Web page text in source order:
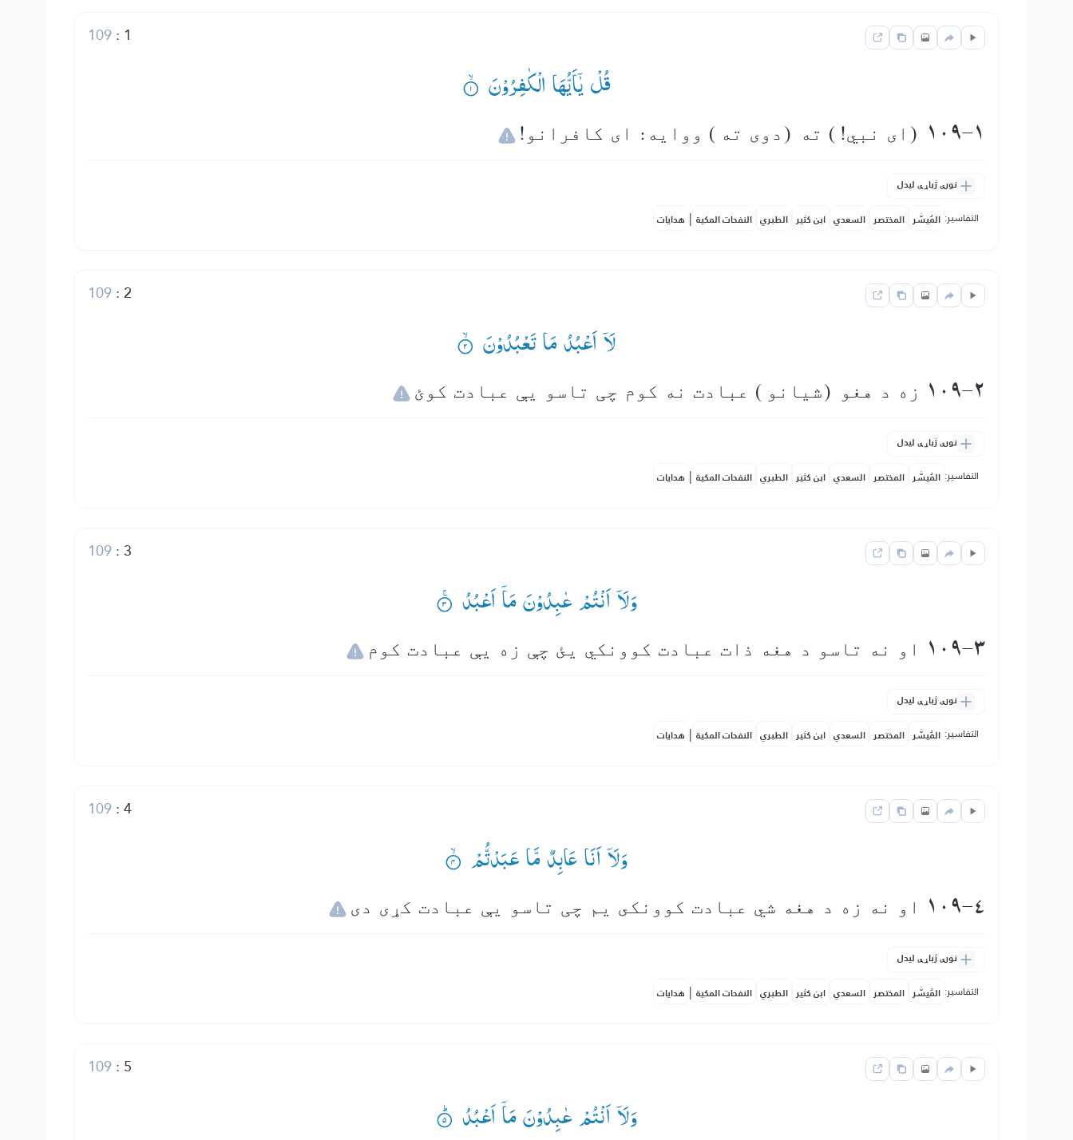
1
:
109
قُلْ یٰۤاَیُّهَا الْكٰفِرُوْنَ ۟ۙ
109-1 (اى نبي!) ته (دوى ته) ووایه: اى كافرانو!
نورې ژباړې لیدل
التفاسير: المُيسَّر المختصر السعدي ابن كثير الطبري النفحات المكية | هدايات
2
:
109
لَاۤ اَعْبُدُ مَا تَعْبُدُوْنَ ۟ۙ
109-2 زه د هغو (شیانو) عبادت نه كوم چی تاسو يې عبادت كوئ
نورې ژباړې لیدل
التفاسير: المُيسَّر المختصر السعدي ابن كثير الطبري النفحات المكية | هدايات
3
:
109
وَلَاۤ اَنْتُمْ عٰبِدُوْنَ مَاۤ اَعْبُدُ ۟ۚ
109-3 او نه تاسو د هغه ذات عبادت كوونكي يئ چې زه يې عبادت كوم
نورې ژباړې لیدل
التفاسير: المُيسَّر المختصر السعدي ابن كثير الطبري النفحات المكية | هدايات
4
:
109
وَلَاۤ اَنَا عَابِدٌ مَّا عَبَدْتُّمْ ۟ۙ
109-4 او نه زه د هغه شي عبادت كوونكى یم چی تاسو يې عبادت كړى دى
نورې ژباړې لیدل
التفاسير: المُيسَّر المختصر السعدي ابن كثير الطبري النفحات المكية | هدايات
5
:
109
وَلَاۤ اَنْتُمْ عٰبِدُوْنَ مَاۤ اَعْبُدُ ۟ؕ